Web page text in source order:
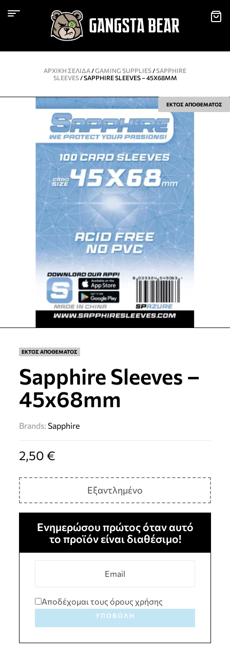
ΑΡΧΙΚΉ ΣΕΛΊΔΑ/GAMING SUPPLIES/SAPPHIRE
SLEEVES/ SAPPHIRE SLEEVES – 45X68MM
ΕΚΤΟΣ ΑΠΟΘΕΜΑΤΟΣ
ΕΚΤΟΣ ΑΠΟΘΕΜΑΤΟΣ
Sapphire Sleeves –
45x68mm
Brands:Sapphire
2,50€
Εξαντλημένο
Ενημερώσου πρώτος όταν αυτό
το προϊόν είναι διαθέσιμο!
Αποδέχομαι τους όρους χρήσης
ΥΠΟΒΟΛΉ